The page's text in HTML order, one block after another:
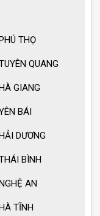
MINH HOT
THỌ
QUANG
GIANG
BÁI
DƯƠNG
BÌNH
AN
TĨNH